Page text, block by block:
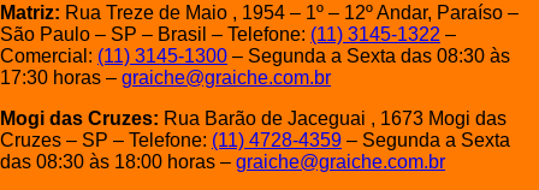
Matriz: Rua Treze de Maio , 1954 – 1º – 12º Andar, Paraíso –
São Paulo – SP – Brasil – Telefone: (11) 3145-1322 –
Comercial: (11) 3145-1300 – Segunda a Sexta das 08:30 às
17:30 horas – graiche@graiche.com.br
Mogi das Cruzes: Rua Barão de Jaceguai , 1673 Mogi das
Cruzes – SP – Telefone: (11) 4728-4359 – Segunda a Sexta
das 08:30 às 18:00 horas – graiche@graiche.com.br